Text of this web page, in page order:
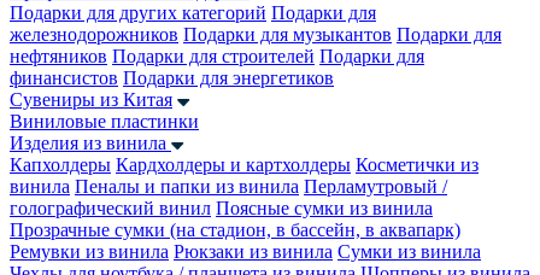
Подарки для других категорий Подарки для
железнодорожников Подарки для музыкантов Подарки для
нефтяников Подарки для строителей Подарки для
финансистов Подарки для энергетиков
Сувениры из Китая
Виниловые пластинки
Изделия из винила
Капхолдеры Кардхолдеры и картхолдеры Косметички из
винила Пеналы и папки из винила Перламутровый /
голографический винил Поясные сумки из винила
Прозрачные сумки (на стадион, в бассейн, в аквапарк)
Ремувки из винила Рюкзаки из винила Сумки из винила